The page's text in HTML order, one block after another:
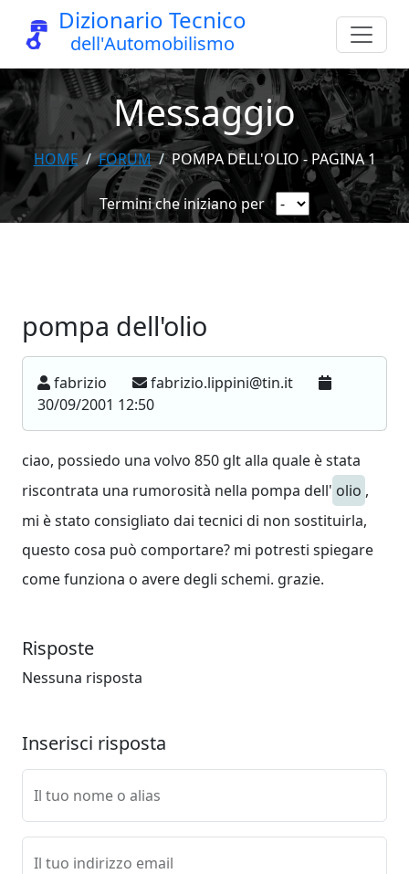
Dizionario Tecnico
dell'Automobilismo
Messaggio
HOME FORUM POMPA DELL'OLIO - PAGINA 1
Termini che iniziano per
pompa dell'olio
fabrizio
fabrizio.lippini@tin.it
30/09/2001 12:50
ciao, possiedo una volvo 850 glt alla quale è stata
riscontrata una rumorosità nella pompa dell' olio ,
mi è stato consigliato dai tecnici di non sostituirla,
questo cosa può comportare? mi potresti spiegare
come funziona o avere degli schemi. grazie.
Risposte
Nessuna risposta
Inserisci risposta
Il tuo nome o alias
Il tuo indirizzo email